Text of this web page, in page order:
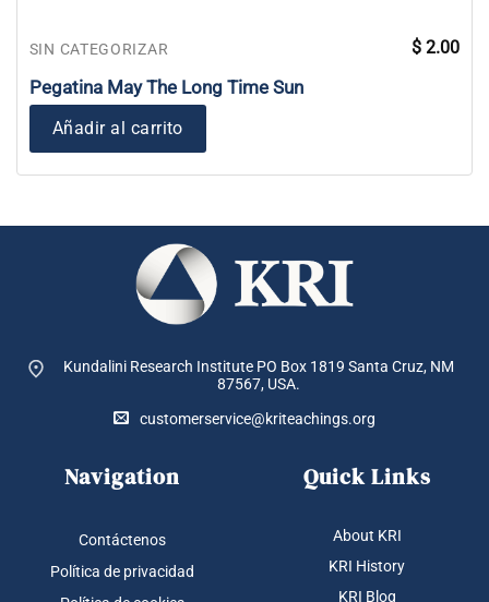
SIN CATEGORIZAR
Pegatina May The Long Time Sun
$ 2.00
Añadir al carrito
Kundalini Research Institute PO Box 1819 Santa Cruz, NM
87567, USA.
customerservice@kriteachings.org
Navigation
Contáctenos
Política de privacidad
Quick Links
About KRI
KRI History
KRI Blog